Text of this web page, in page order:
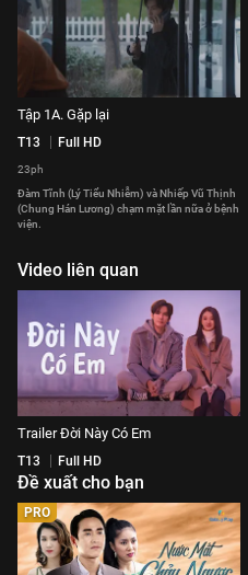
Tập 1A. Gặp lại
T13 Full HD
23ph
Đàm Tĩnh (Lý Tiểu Nhiễm) và Nhiếp Vũ Thịnh
(Chung Hán Lương) chạm mặt lần nữa ở bệnh
viện.
Video liên quan
Trailer Đời Này Có Em
T13 Full HD
Đề xuất cho bạn
PRO